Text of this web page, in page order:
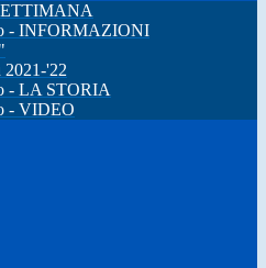
- INFORMAZIONI
'22
- LA STORIA
- VIDEO